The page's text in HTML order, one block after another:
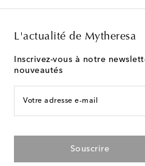
L'actualité de Mytheresa
Inscrivez-vous à notre
nouveautés
Votre adresse e-mail
Souscrire